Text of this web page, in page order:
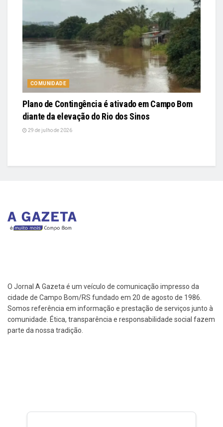
COMUNIDADE
Plano de Contingência é ativado em Campo Bom
diante da elevação do Rio dos Sinos
29 de julho de 2026
O Jornal A Gazeta é um veículo de comunicação impresso da
cidade de Campo Bom/RS fundado em 20 de agosto de 1986.
Somos referência em informação e prestação de serviços junto à
comunidade. Ética, transparência e responsabilidade social fazem
parte da nossa tradição.